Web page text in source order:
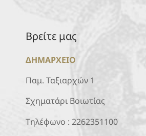
Βρείτε μας
ΔΗΜΑΡΧΕΙΟ
Παμ. Ταξιαρχών 1
Σχηματάρι Βοιωτίας
Τηλέφωνο : 2262351100